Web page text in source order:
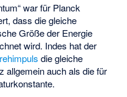
war für Planck
dassdie gleiche
Größe der Energie
wird. Indes hat der
die gleiche
allgemein auch als die für